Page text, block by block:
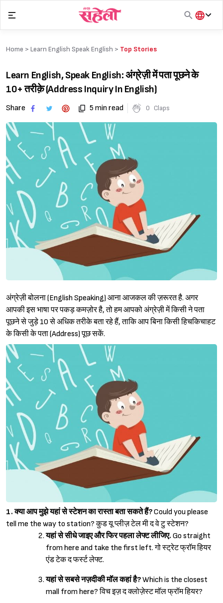
content
हिंदी
Home > Learn English Speak English > Top Stories
Learn English, Speak English: अंग्रेज़ी में पता पूछने के
10+ तरीक़े (Address Inquiry In English)
Share 5 min read 0 Claps
अंग्रेज़ी बोलना (English Speaking) आना आजकल की ज़रूरत है. अगर
आपकी इस भाषा पर पकड़ कमज़ोर है, तो हम आपको अंग्रेज़ी में किसी ने पता
पूछने से जुड़े 10 से अधिक तरीके बता रहे हैं, ताकि आप बिना किसी हिचकिचाहट
के किसी के पता (Address) पूछ सकें.
1. क्या आप मुझे यहां से स्टेशन का रास्ता बता सकते हैं?Could you please
tell me the way to station? कुड यू प्लीज़ टेल मी द वे टु स्टेशन?
यहां से सीधे जाइए और फिर पहला लेफ्ट लीजिए. Go straight
from here and take the first left. गो स्ट्रेट फ्रॉम हियर
एंड टेक द फर्स्ट लेफ्ट.
यहां से सबसे नज़दीकी मॉल कहां है?Which is the closest
mall from here? विच इज़ द क्लोज़ेस्ट मॉल फ्रॉम हियर?